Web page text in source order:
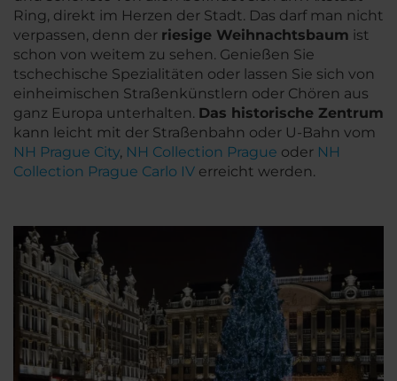
Ring, direkt im Herzen der Stadt. Das darf man nicht
verpassen, denn der riesige Weihnachtsbaum ist
schon von weitem zu sehen. Genießen Sie
tschechische Spezialitäten oder lassen Sie sich von
einheimischen Straßenkünstlern oder Chören aus
ganz Europa unterhalten. Das historische Zentrum
kann leicht mit der Straßenbahn oder U-Bahn vom
NH Prague City, NH Collection Prague oder NH
Collection Prague Carlo IV erreicht werden.